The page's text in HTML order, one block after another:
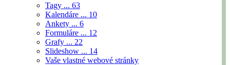
Tagy ... 63
Kalendáre ... 10
Ankety ... 6
Formuláre ... 12
Grafy ... 22
Slideshow ... 14
Vaše vlastné webové stránky